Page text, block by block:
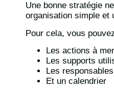
Une bonne stratégie
organisation simple et
Pour cela, vous
Les actions à
Les supports
Les
Et un calendrier